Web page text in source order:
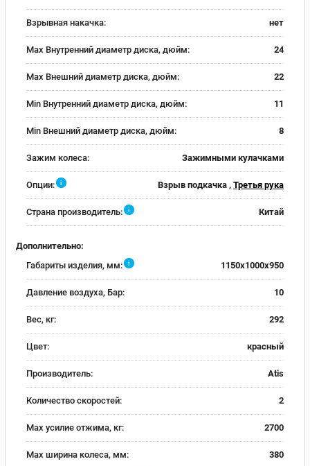
Взрывная накачка: нет
Max Внутренний диаметр диска, дюйм: 24
Max Внешний диаметр диска, дюйм: 22
Min Внутренний диаметр диска, дюйм: 11
Min Внешний диаметр диска, дюйм: 8
Зажим колеса: Зажимными кулачками
Опции: i Взрыв подкачка , Третья рука
Страна производитель: i Китай
Дополнительно:
Габариты изделия, мм:
i 1150x1000x950
Давление воздуха, Бар: 10
Вес, кг: 292
Цвет: красный
Производитель: Atis
Количество скоростей: 2
Max усилие отжима, кг: 2700
Max ширина колеса, мм: 380